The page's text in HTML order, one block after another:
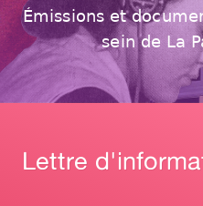
Émissions et
sein de La
Lettre